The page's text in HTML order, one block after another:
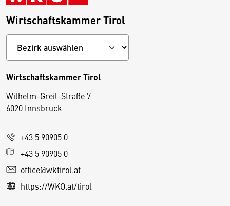
Wirtschaftskammer Tirol
Wirtschaftskammer Tirol
Wilhelm-Greil-Straße 7
6020 Innsbruck
+43 5 90905 0
+43 5 90905 0
office@wktirol.at
https://WKO.at/tirol
D
i
s
e
S
e